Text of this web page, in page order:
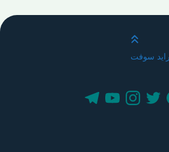
قم بالتمرير لأعلى
سوفت